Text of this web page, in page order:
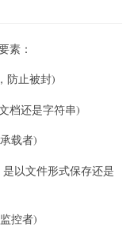
素：
防止被封)
档还是字符串)
载者)
以文件形式保存还是
控者)